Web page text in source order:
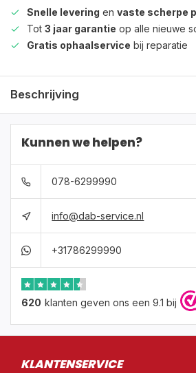
Snelle levering en vaste scherpe
Tot 3 jaar garantie op alle nieuwe
Gratis ophaalservice bij reparatie
Beschrijving
Kunnen we helpen?
078-6299990
info@dab-service.nl
+31786299990
620 klanten geven ons een 9.1 bij
KLANTENSERVICE